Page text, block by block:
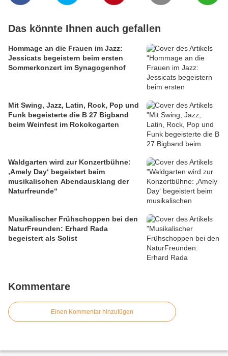
Das könnte Ihnen auch gefallen
Hommage an die Frauen im Jazz:
Jessicats begeistern beim ersten
Sommerkonzert im Synagogenhof
Mit Swing, Jazz, Latin, Rock, Pop und
Funk begeisterte die B 27 Bigband
beim Weinfest im Rokokogarten
Waldgarten wird zur Konzertbühne:
‚Amely Day‘ begeistert beim
musikalischen Abendausklang der
Naturfreunde“
Musikalischer Frühschoppen bei den
NaturFreunden: Erhard Rada
begeistert als Solist
Kommentare
Einen Kommentar hinzufügen